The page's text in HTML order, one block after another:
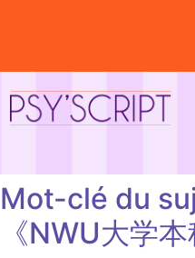
Mot-clé du
《NWU大学